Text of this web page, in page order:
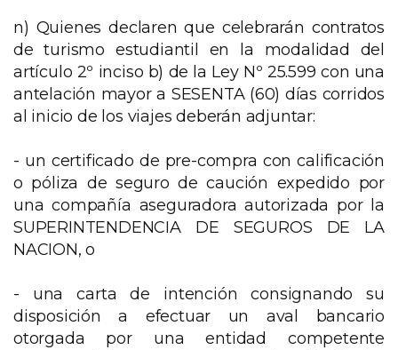
n) Quienes declaren que celebrarán contratos
de turismo estudiantil en la modalidad del
artículo 2º inciso b) de la Ley Nº 25.599 con una
antelación mayor a SESENTA (60) días corridos
al inicio de los viajes deberán adjuntar:
- un certificado de pre-compra con calificación
o póliza de seguro de caución expedido por
una compañía aseguradora autorizada por la
SUPERINTENDENCIA DE SEGUROS DE LA
NACION, o
- una carta de intención consignando su
disposición a efectuar un aval bancario
otorgada por una entidad competente